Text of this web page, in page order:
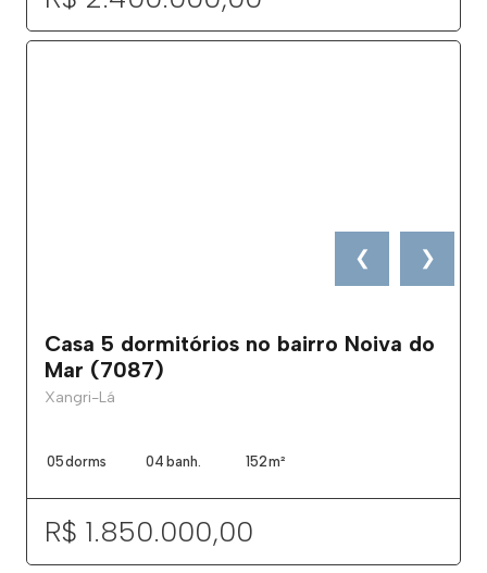
❮ ❯
Casa 5 dormitórios no bairro Noiva do
Mar (7087)
Xangri-Lá
05dorms 04 banh. 152m²
R$ 1.850.000,00